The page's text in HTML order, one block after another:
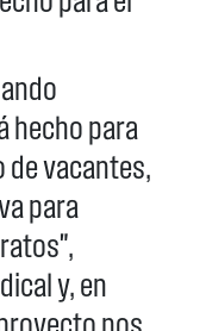
hecho para
de vacantes,
para
y, en